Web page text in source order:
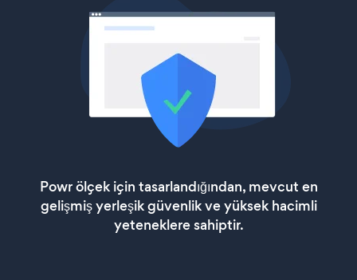
Powr ölçek için tasarlandığından, mevcut en
gelişmiş yerleşik güvenlik ve yüksek hacimli
yeteneklere sahiptir.